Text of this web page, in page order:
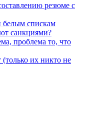
резюме с
белым спискам
санкциями?
проблема то, что
их никто не